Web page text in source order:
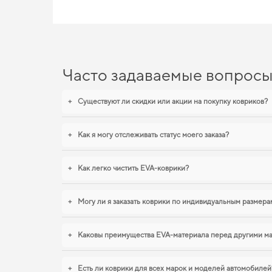
Часто задаваемые вопросы
+ Существуют ли скидки или акции на покупку ковриков?
+ Как я могу отслеживать статус моего заказа?
+ Как легко чистить EVA-коврики?
+ Могу ли я заказать коврики по индивидуальным
+ Каковы преимущества EVA-материала перед другими
+ Есть ли коврики для всех марок и моделей